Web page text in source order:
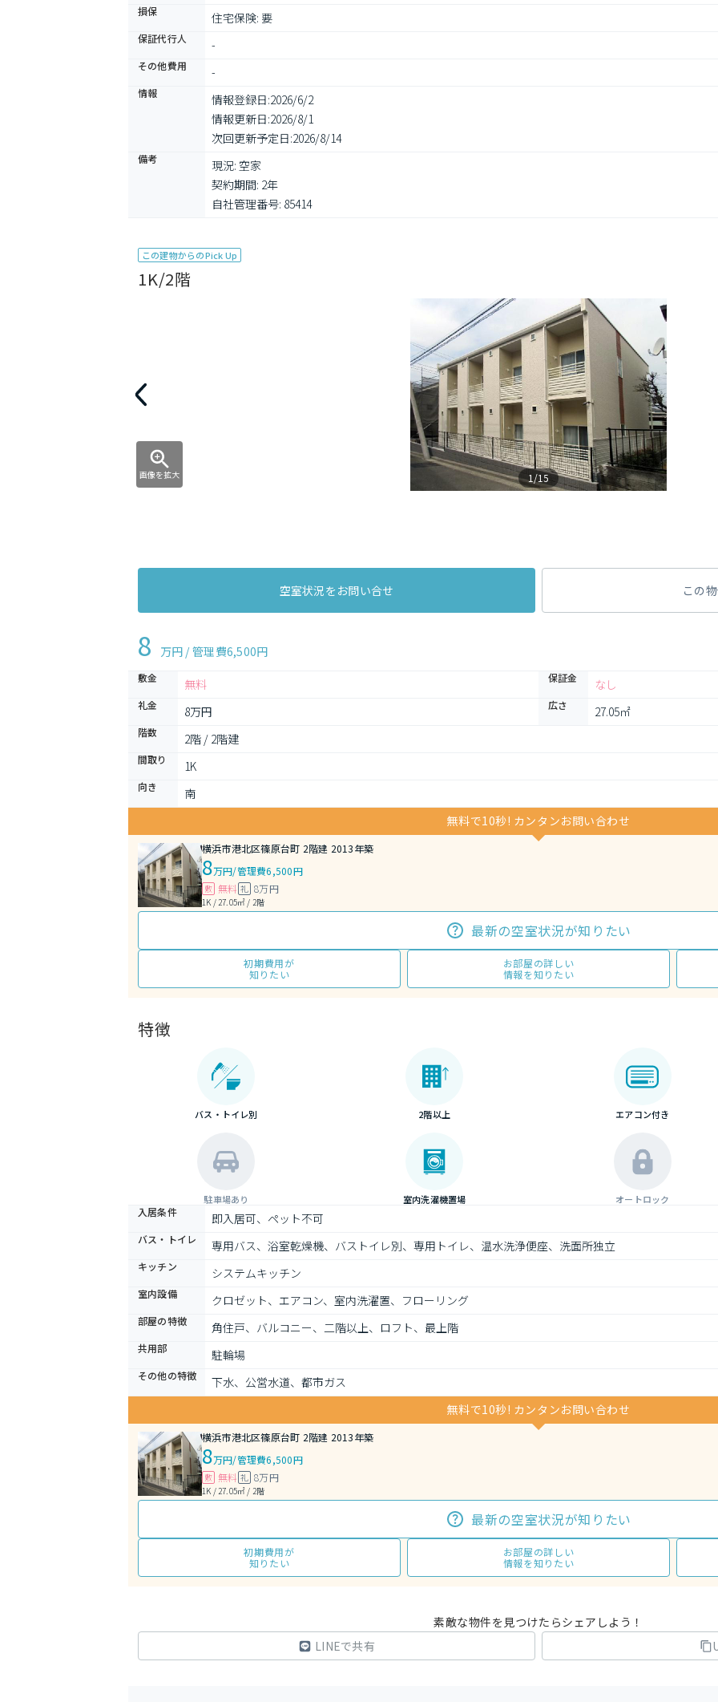
損保 住宅保険: 要
保証代行人 -
その他費用 -
情報 情報登録日:2026/6/2
情報更新日:2026/8/1
次回更新予定日:2026/8/14
備考
現況: 空家
契約期間: 2年
自社管理番号: 85414
この建物からのPick Up
1K/2階
画像を拡大 1/15
空室状況をお問い合せ この
8 万円 / 管理費6,500円
敷金 無料 保証金 なし
礼金 8万円 広さ 27.05㎡
階数 2階 / 2階建
間取り 1K
向き
南
無料で10秒! カンタンお問い合わせ
横浜市港北区篠原台町 2階建 2013年築
8万円/管理費6,500円
敷 無料 礼 8万円
1K / 27.05㎡ / 2階
最新の空室状況が知りたい
初期費用が
知りたい
お部屋の詳しい
情報を知りたい
特徴
バス・トイレ別 2階以上 エアコン付き
駐車場あり 室内洗濯機置場 オートロック
入居条件 即入居可、ペット不可
バス・トイレ 専用バス、浴室乾燥機、バストイレ別、専用トイレ、温水洗浄便座、洗面所独立
キッチン システムキッチン
室内設備 クロゼット、エアコン、室内洗濯置、フローリング
部屋の特徴 角住戸、バルコニー、二階以上、ロフト、最上階
共用部 駐輪場
その他の特徴
下水、公営水道、都市ガス
無料で10秒! カンタンお問い合わせ
横浜市港北区篠原台町 2階建 2013年築
8万円/管理費6,500円
敷 無料 礼 8万円
1K / 27.05㎡ / 2階
最新の空室状況が知りたい
初期費用が
知りたい
お部屋の詳しい
情報を知りたい
素敵な物件を見つけたらシェアしよう！
LINEで共有